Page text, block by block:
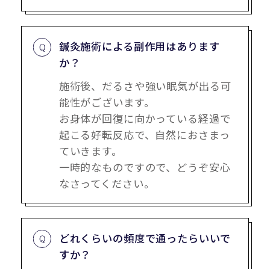
鍼灸施術による副作用はあります
か？
施術後、だるさや強い眠気が出る可
能性がございます。
お身体が回復に向かっている経過で
起こる好転反応で、自然におさまっ
ていきます。
一時的なものですので、どうぞ安心
なさってください。
どれくらいの頻度で通ったらいいで
すか？